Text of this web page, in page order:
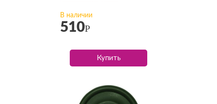
В наличии
510Р
Купить